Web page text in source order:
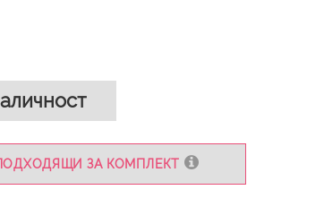
ЗА КОМПЛЕКТ